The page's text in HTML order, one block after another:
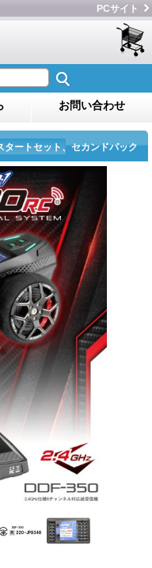
PCサイト
お問い合わせ
タートセット、セカンドパック